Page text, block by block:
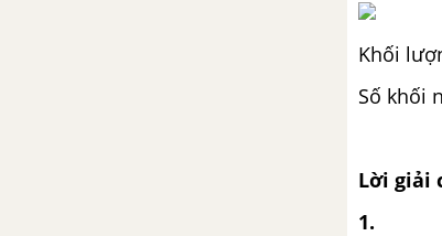
Khối
Số khối
Lời giải
1.